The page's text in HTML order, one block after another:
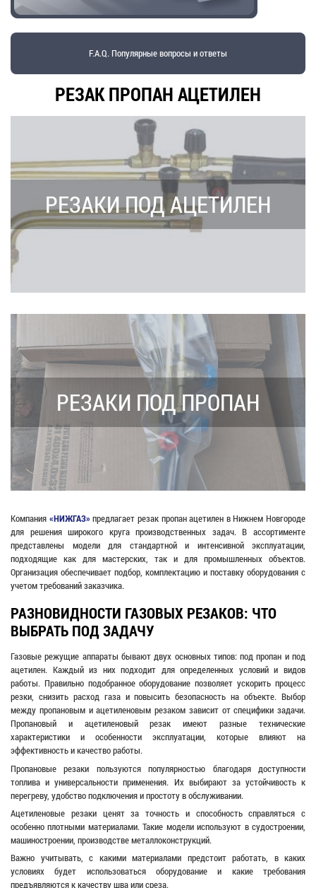
F.A.Q. Популярные вопросы и ответы
РЕЗАК ПРОПАН АЦЕТИЛЕН
РЕЗАКИ ПОД АЦЕТИЛЕН
РЕЗАКИ ПОД ПРОПАН
Компания «НИЖГАЗ»предлагает резак пропан ацетилен в Нижнем Новгороде
для решения широкого круга производственных задач. В ассортименте
представлены модели для стандартной и интенсивной эксплуатации,
подходящие как для мастерских, так и для промышленных объектов.
Организация обеспечивает подбор, комплектацию и поставку оборудования с
учетом требований заказчика.
РАЗНОВИДНОСТИ ГАЗОВЫХ РЕЗАКОВ: ЧТО
ВЫБРАТЬ ПОД ЗАДАЧУ
Газовые режущие аппараты бывают двух основных типов: под пропан и под
ацетилен. Каждый из них подходит для определенных условий и видов
работы. Правильно подобранное оборудование позволяет ускорить процесс
резки, снизить расход газа и повысить безопасность на объекте. Выбор
между пропановым и ацетиленовым резаком зависит от специфики задачи.
Пропановый и ацетиленовый резак имеют разные технические
характеристики и особенности эксплуатации, которые влияют на
эффективность и качество работы.
Пропановые резаки пользуются популярностью благодаря доступности
топлива и универсальности применения. Их выбирают за устойчивость к
перегреву, удобство подключения и простоту в обслуживании.
Ацетиленовые резаки ценят за точность и способность справляться с
особенно плотными материалами. Такие модели используют в судостроении,
машиностроении, производстве металлоконструкций.
Важно учитывать, с какими материалами предстоит работать, в каких
условиях будет использоваться оборудование и какие требования
предъявляются к качеству шва или среза.